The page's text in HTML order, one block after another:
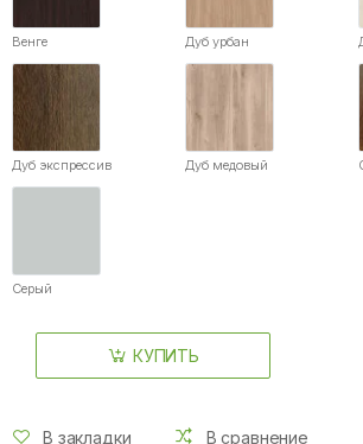
Венге Дуб урбан
Дуб экспрессив Дуб медовый
Серый
КУПИТЬ
В закладки В сравнение